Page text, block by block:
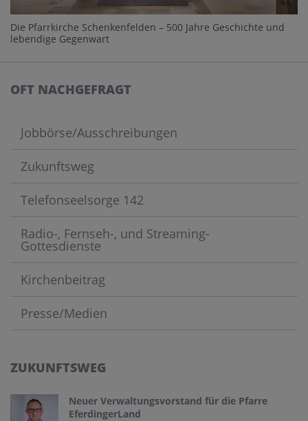
Die Pfarrkirche Schenkenfelden – 500 Jahre Geschichte und
lebendige Gegenwart
OFT NACHGEFRAGT
Jobbörse/Ausschreibungen
Zukunftsweg
Telefonseelsorge 142
Radio-, Fernseh-, und Streaming-
Gottesdienste
Kirchenbeitrag
Presse/Medien
ZUKUNFTSWEG
Neuer Verwaltungsvorstand für die Pfarre
EferdingerLand